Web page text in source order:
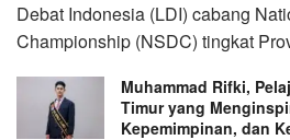
Debat Indonesia (LDI) cabang
Championship (NSDC) tingkat
Muhammad Rifki,
Timur yang
Kepemimpinan, dan